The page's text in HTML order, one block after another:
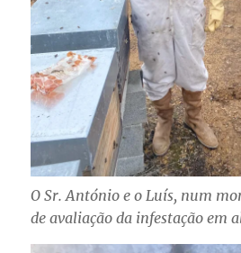
O Sr. António e o Luís, num
de avaliação da infestação em